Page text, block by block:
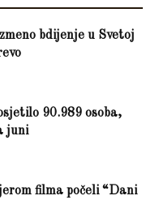
bdijenje u Svetoj
90.989 osoba,
juni
filma počeli “Dani